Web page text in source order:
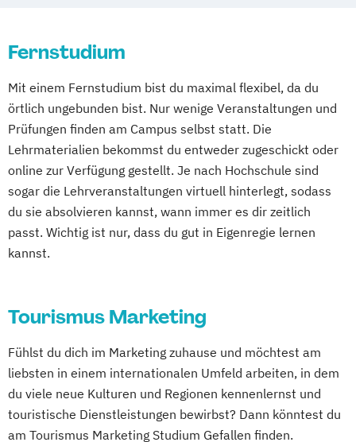
Online-Marketing & Marketingmanagement
Public Relations Hochschulzertifikat
Veranstaltungsökonom (FH)
Vertriebsmanagement
Werbe- und Medienpsychologie
Wirtschaftspsychologie
Fernstudium
Mit einem Fernstudium bist du maximal flexibel, da du
örtlich ungebunden bist. Nur wenige Veranstaltungen und
Prüfungen finden am Campus selbst statt. Die
Lehrmaterialien bekommst du entweder zugeschickt oder
online zur Verfügung gestellt. Je nach Hochschule sind
sogar die Lehrveranstaltungen virtuell hinterlegt, sodass
du sie absolvieren kannst, wann immer es dir zeitlich
passt. Wichtig ist nur, dass du gut in Eigenregie lernen
kannst.
Tourismus Marketing
Fühlst du dich im Marketing zuhause und möchtest am
liebsten in einem internationalen Umfeld arbeiten, in dem
du viele neue Kulturen und Regionen kennenlernst und
touristische Dienstleistungen bewirbst? Dann könntest du
am Tourismus Marketing Studium Gefallen finden.